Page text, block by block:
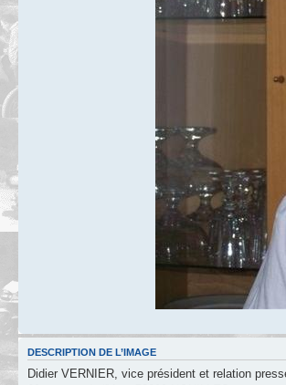
DESCRIPTION DE L’IMAGE
Didier VERNIER, vice président et relation